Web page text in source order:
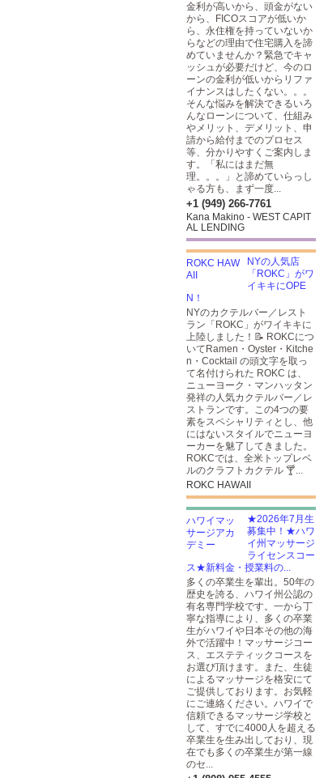
金利が高いから、頭金がない
から、FICOスコアが低いか
ら、永住権を持っていないか
らなどの理由で住宅購入を諦
めていませんか？緊急でキャ
ッシュが必要だけど、今のロ
ーンの金利が低いからリファ
イナンスはしたくない。。。
そんな悩みを解決できるいろ
んなローンについて、仕組み
やメリット、デメリット、申
請から給付までのプロセス
等、分かりやすくご案内しま
す。「私にはまだ無
理。。。」と諦めていらっし
ゃる方も、まず一度...
+1 (949) 266-7761
Kana Makino - WEST CAPIT
AL LENDING
NYの人気店
「ROKC」がワ
イキキにOPE
N！
NYのカクテルバー／レスト
ラン「ROKC」がワイキキに
上陸しました！📝 ROKCにつ
いてRamen・Oyster・Kitche
n・Cocktail の頭文字を取っ
て名付けられた ROKC は、
ニューヨーク・マンハッタン
発祥の人気カクテルバー／レ
ストランです。この4つの要
素をスペシャリティとし、他
にはないスタイルでニューヨ
ーカーを魅了してきました。
ROKCでは、全米トップレベ
ルのクラフトカクテル 🍸...
ROKC HAWAII
★2026年7月生
募集中！★ハワ
イ州マッサージ
ライセンスコー
ス★新料金・授業料の...
多くの卒業生を輩出。50年の
歴史を誇る、ハワイ州公認の
有名専門学校です。一から丁
寧な指導により、多くの卒業
生がハワイや日本その他の海
外で活躍中！マッサージコー
ス、エステティックコースを
お選び頂けます。また、生徒
によるマッサージを格安にて
ご提供しております。お気軽
にご連絡ください。ハワイで
信頼できるマッサージ学校と
して、すでに4000人を超える
卒業生を生み出しており、現
在でも多くの卒業生が第一線
のセ...